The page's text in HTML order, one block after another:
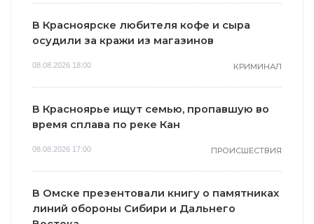
В Красноярске любителя кофе и сыра
осудили за кражи из магазинов
08.08.2026 18:00 КРИМИНАЛ
В Красноярье ищут семью, пропавшую во
время сплава по реке Кан
08.08.2026 17:00 ПРОИСШЕСТВИЯ
В Омске презентовали книгу о памятниках
линий обороны Сибири и Дальнего